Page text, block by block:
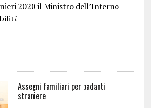
2020 il Ministro dell’Interno
Assegni familiari per badanti
straniere